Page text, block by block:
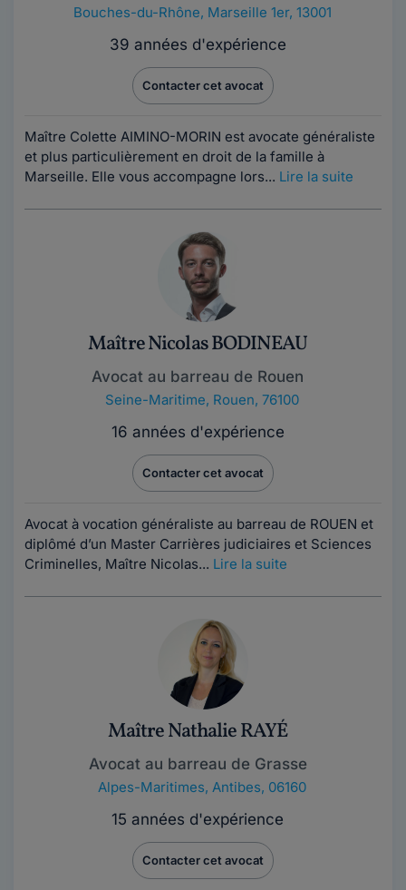
Bouches-du-Rhône, Marseille 1er, 13001
39 années d'expérience
Contacter cet avocat
Maître Colette AIMINO-MORIN est avocate généraliste
et plus particulièrement en droit de la famille à
Marseille. Elle vous accompagne lors... Lire la suite
Maître Nicolas BODINEAU
Avocat au barreau de Rouen
Seine-Maritime, Rouen, 76100
16 années d'expérience
Contacter cet avocat
Avocat à vocation généraliste au barreau de ROUEN et
diplômé d’un Master Carrières judiciaires et Sciences
Criminelles, Maître Nicolas... Lire la suite
Maître Nathalie RAYÉ
Avocat au barreau de Grasse
Alpes-Maritimes, Antibes, 06160
15 années d'expérience
Contacter cet avocat